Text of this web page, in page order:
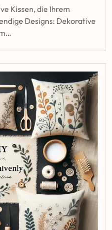
Kissen, die Ihrem
Designs: Dekorative